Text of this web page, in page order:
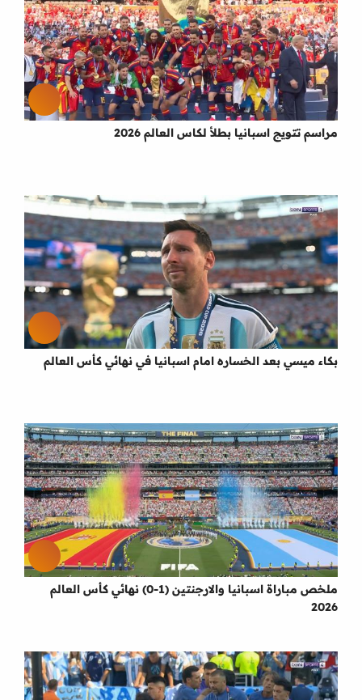
مراسم تتويج اسبانيا بطلأ لكاس العالم 2026
بكاء ميسي بعد الخساره امام اسبانيا في نهائي كأس العالم
ملخص مباراة اسبانيا والارجنتين (1-0) نهائي كأس العالم
2026